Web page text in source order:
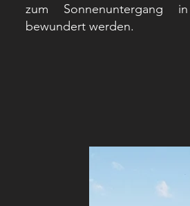
zum Sonnenuntergang
bewundert werden.